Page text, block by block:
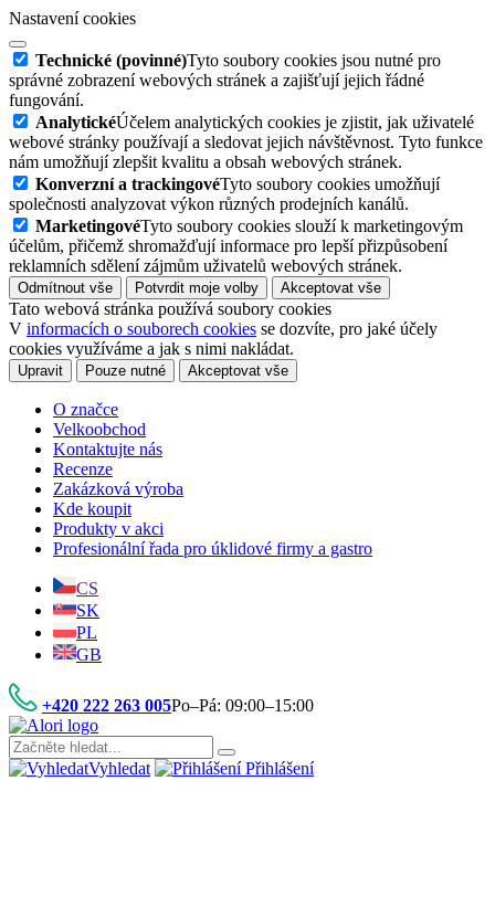
Nastavení cookies
Technické (povinné)Tyto soubory cookies jsou nutné pro
správné zobrazení webových stránek a zajišťují jejich řádné
fungování.
AnalytickéÚčelem analytických cookies je zjistit, jak uživatelé
webové stránky používají a sledovat jejich návštěvnost. Tyto funkce
nám umožňují zlepšit kvalitu a obsah webových stránek.
Konverzní a trackingovéTyto soubory cookies umožňují
společnosti analyzovat výkon různých prodejních kanálů.
MarketingovéTyto soubory cookies slouží k marketingovým
účelům, přičemž shromažďují informace pro lepší přizpůsobení
reklamních sdělení zájmům uživatelů webových stránek.
Odmítnout vše Potvrdit moje volby Akceptovat vše
Tato webová stránka používá soubory cookies
V informacích o souborech cookies se dozvíte, pro jaké účely
cookies využíváme a jak s nimi nakládat.
Upravit Pouze nutné Akceptovat vše
O značce
Velkoobchod
Kontaktujte nás
Recenze
Zakázková výroba
Kde koupit
Produkty v akci
Profesionální řada pro úklidové firmy a gastro
CS
SK
PL
GB
+420 222 263 005Po–Pá: 09:00–15:00
Vyhledat Přihlášení